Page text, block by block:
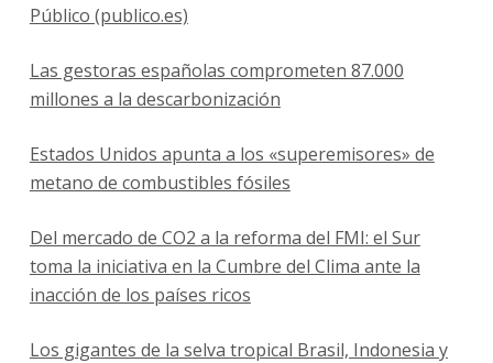
Público (publico.es)
Las gestoras españolas comprometen 87.000
millones a la descarbonización
Estados Unidos apunta a los «superemisores» de
metano de combustibles fósiles
Del mercado de CO2 a la reforma del FMI: el Sur
toma la iniciativa en la Cumbre del Clima ante la
inacción de los países ricos
Los gigantes de la selva tropical Brasil, Indonesia y